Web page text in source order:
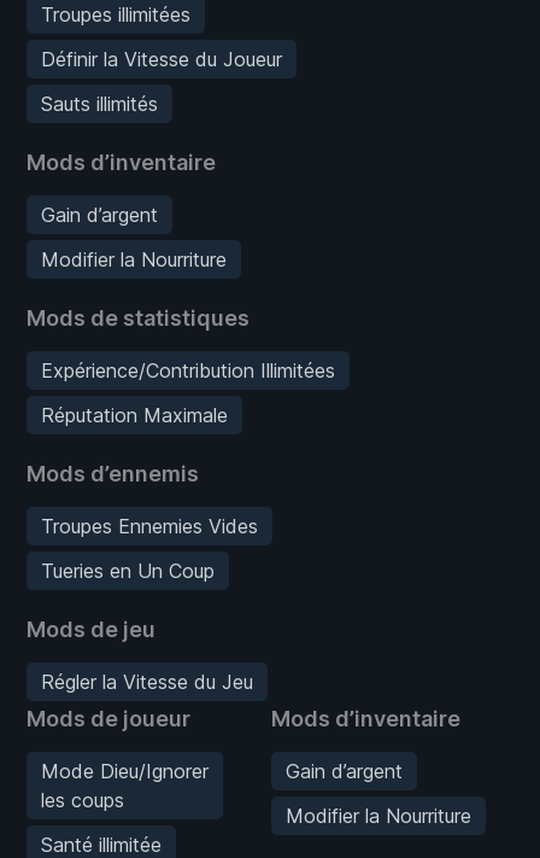
Troupes illimitées
Définir la Vitesse du Joueur
Sauts illimités
Mods d’inventaire
Gain d’argent
Modifier la Nourriture
Mods de statistiques
Expérience/Contribution Illimitées
Réputation Maximale
Mods d’ennemis
Troupes Ennemies Vides
Tueries en Un Coup
Mods de jeu
Régler la Vitesse du Jeu
Mods de joueur
Mode Dieu/Ignorer
les coups
Santé illimitée
Mods d’inventaire
Gain d’argent
Modifier la Nourriture